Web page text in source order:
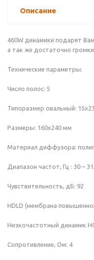
Описание
460W динамики подарят
а так же достаточно
Технические параметры:
Число полос: 5
Типоразмер овальный:
Размеры: 160х240 мм
Материал диффузора:
Диапазон частот, Гц : 30 –
Чувствительность, дБ: 92
HDLD (мембрана
Низкочастотный динамик
Сопротивление, Ом: 4